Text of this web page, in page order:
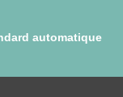
automatique